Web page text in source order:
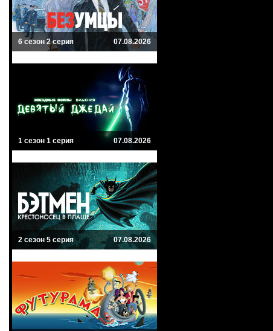
6 сезон 2 серия 07.08.2026
1 сезон 1 серия 07.08.2026
2 сезон 5 серия 07.08.2026